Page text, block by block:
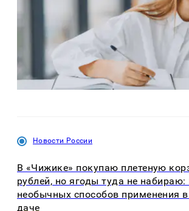
Новости России
В «Чижике» покупаю плетеную
рублей, но ягоды туда не набираю:
необычных способов применения
даче